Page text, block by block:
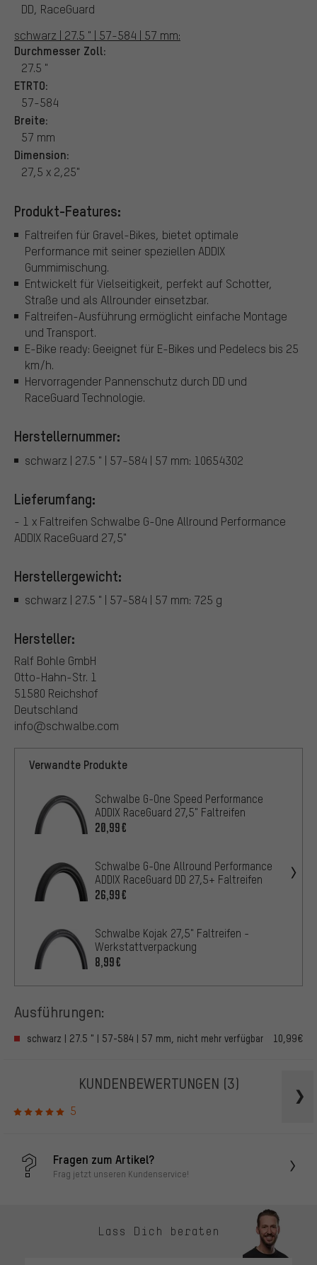
DD, RaceGuard
schwarz | 27.5 " | 57-584 | 57 mm:
Durchmesser Zoll:
27.5 "
ETRTO:
57-584
Breite:
57 mm
Dimension:
27,5 x 2,25"
Produkt-Features:
Faltreifen für Gravel-Bikes, bietet optimale
Performance mit seiner speziellen ADDIX
Gummimischung.
Entwickelt für Vielseitigkeit, perfekt auf Schotter,
Straße und als Allrounder einsetzbar.
Faltreifen-Ausführung ermöglicht einfache Montage
und Transport.
E-Bike ready: Geeignet für E-Bikes und Pedelecs bis 25
km/h.
Hervorragender Pannenschutz durch DD und
RaceGuard Technologie.
Herstellernummer:
schwarz | 27.5 " | 57-584 | 57 mm: 10654302
Lieferumfang:
- 1 x Faltreifen Schwalbe G-One Allround Performance
ADDIX RaceGuard 27,5"
Herstellergewicht:
schwarz | 27.5 " | 57-584 | 57 mm: 725 g
Hersteller:
Ralf Bohle GmbH
Otto-Hahn-Str. 1
51580 Reichshof
Deutschland
info@schwalbe.com
Verwandte Produkte
Schwalbe G-One Speed Performance
ADDIX RaceGuard 27,5" Faltreifen
20,99€
Schwalbe G-One Allround Performance
ADDIX RaceGuard DD 27,5+ Faltreifen
26,99€
Schwalbe Kojak 27,5" Faltreifen -
Werkstattverpackung
8,99€
Ausführungen:
schwarz | 27.5 " | 57-584 | 57 mm, nicht mehr verfügbar 10,99€
KUNDENBEWERTUNGEN (3)
5
Fragen zum Artikel?
Frag jetzt unseren Kundenservice!
Lass Dich beraten